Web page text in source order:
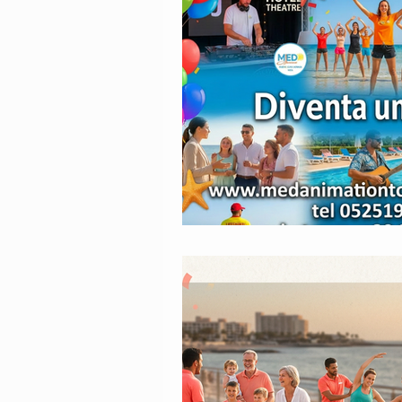
Animatori Mini Club
Animatori Per La Stagione
animazione per hotels
Offerte di lavoro stagione estiva
Servizi di animazione turistica